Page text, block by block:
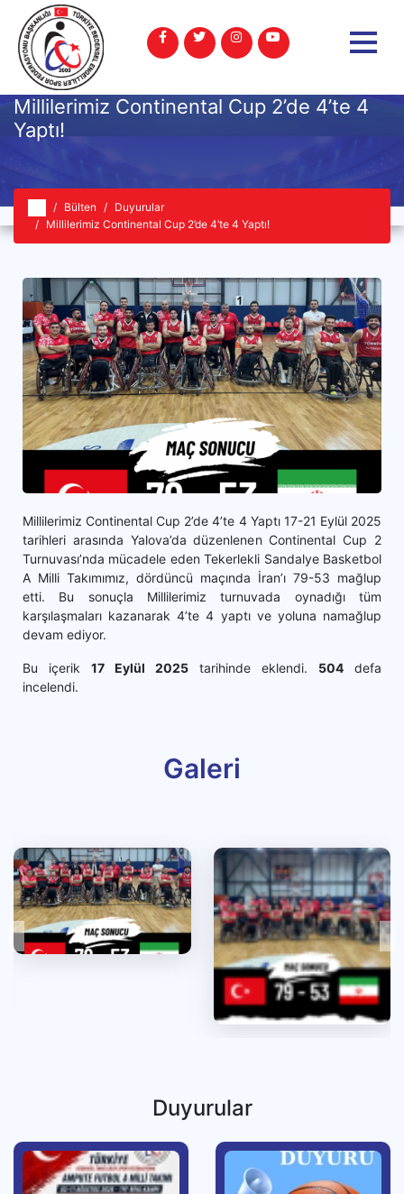
Millilerimiz Continental Cup 2’de 4’te 4
Yaptı!
Bülten
Duyurular
Millilerimiz Continental Cup 2’de 4’te 4 Yaptı!
Millilerimiz Continental Cup 2’de 4’te 4 Yaptı 17-21 Eylül 2025
tarihleri arasında Yalova’da düzenlenen Continental Cup 2
Turnuvası’nda mücadele eden Tekerlekli Sandalye Basketbol
A Milli Takımımız, dördüncü maçında İran’ı 79-53 mağlup
etti. Bu sonuçla Millilerimiz turnuvada oynadığı tüm
karşılaşmaları kazanarak 4’te 4 yaptı ve yoluna namağlup
devam ediyor.
Bu içerik 17 Eylül 2025 tarihinde eklendi. 504 defa
incelendi.
Galeri
Duyurular